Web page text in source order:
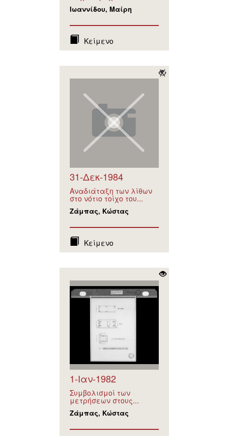
Ιωαννίδου, Μαίρη
Κείμενο
31-Δεκ-1984
Αναδιάταξη των λίθων
στο νότιο τοίχο του...
Ζάμπας, Κώστας
Κείμενο
1-Ιαν-1982
Συμβολισμοί των
μετρήσεων στους...
Ζάμπας, Κώστας